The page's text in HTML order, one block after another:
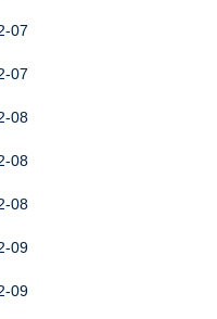
07
07
08
08
08
09
09